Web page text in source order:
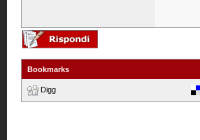
Bookmarks
Digg